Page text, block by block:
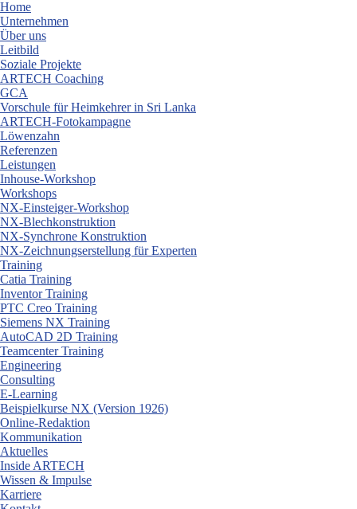
Skip
to
content
Home
Unternehmen
Über uns
Leitbild
Soziale Projekte
ARTECH Coaching
GCA
Vorschule für Heimkehrer in Sri Lanka
ARTECH-Fotokampagne
Löwenzahn
Referenzen
Leistungen
Inhouse-Workshop
Workshops
NX-Einsteiger-Workshop
NX-Blechkonstruktion
NX-Synchrone Konstruktion
NX-Zeichnungserstellung für Experten
Training
Catia Training
Inventor Training
PTC Creo Training
Siemens NX Training
AutoCAD 2D Training
Teamcenter Training
Engineering
Consulting
E-Learning
Beispielkurse NX (Version 1926)
Online-Redaktion
Kommunikation
Aktuelles
Inside ARTECH
Wissen & Impulse
Karriere